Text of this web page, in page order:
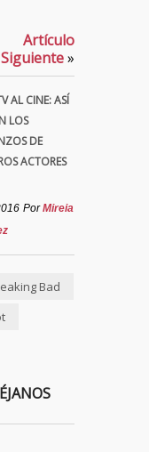
Artículo
Siguiente»
AL CINE: ASÍ
LOS
DE
ACTORES
PorMireia
Bad